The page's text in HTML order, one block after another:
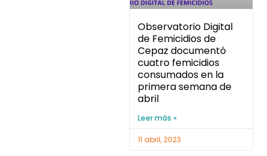
Observatorio Digital
de Femicidios de
Cepaz documentó
cuatro femicidios
consumados en la
primera semana de
abril
Leer más »
11 abril, 2023